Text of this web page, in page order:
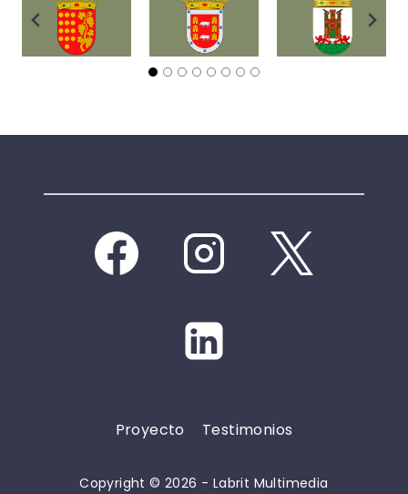
Proyecto Testimonios
Copyright © 2026 - Labrit Multimedia